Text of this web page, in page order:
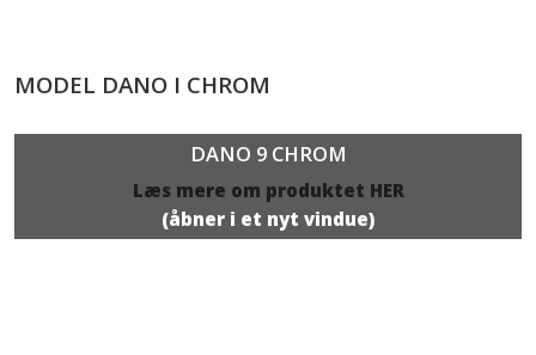
MODEL DANO I CHROM
DANO 9 CHROM​
Læs mere om produktet HER
(åbner i et nyt vindue)